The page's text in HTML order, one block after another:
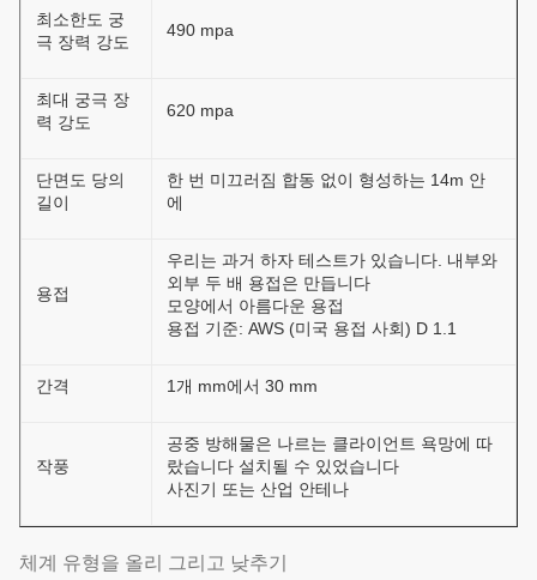
최소한도 궁
극 장력 강도
490 mpa
최대 궁극 장
력 강도
620 mpa
단면도 당의
길이
한 번 미끄러짐 합동 없이 형성하는 14m 안
에
용접
우리는 과거 하자 테스트가 있습니다. 내부와
외부 두 배 용접은 만듭니다
모양에서 아름다운 용접
용접 기준: AWS (미국 용접 사회) D 1.1
간격 1개 mm에서 30 mm
작풍
공중 방해물은 나르는 클라이언트 욕망에 따
랐습니다 설치될 수 있었습니다
사진기 또는 산업 안테나
체계 유형을 올리 그리고 낮추기